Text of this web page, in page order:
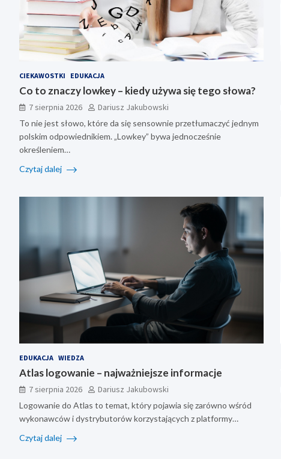
CIEKAWOSTKI EDUKACJA
Co to znaczy lowkey – kiedy używa się tego słowa?
7 sierpnia 2026 Dariusz Jakubowski
To nie jest słowo, które da się sensownie przetłumaczyć jednym
polskim odpowiednikiem. „Lowkey” bywa jednocześnie
określeniem…
Czytaj dalej
EDUKACJA WIEDZA
Atlas logowanie – najważniejsze informacje
7 sierpnia 2026 Dariusz Jakubowski
Logowanie do Atlas to temat, który pojawia się zarówno wśród
wykonawców i dystrybutorów korzystających z platformy…
Czytaj dalej